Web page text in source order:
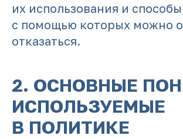
их использования и
с помощью которых можно
отказаться.
2. ОСНОВНЫЕ
ИСПОЛЬЗУЕМЫЕ
В ПОЛИТИКЕ